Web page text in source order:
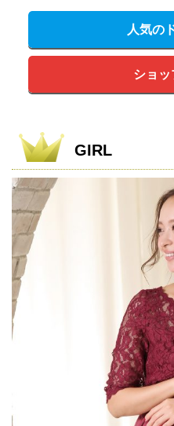
人気の
ショ
GIRL